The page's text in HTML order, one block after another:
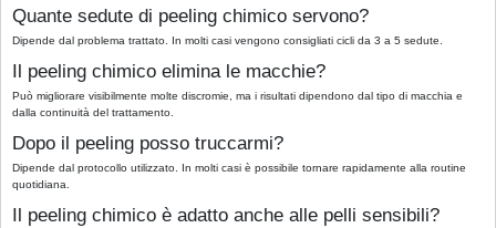
Quante sedute di peeling chimico servono?
Dipende dal problema trattato. In molti casi vengono consigliati cicli da 3 a 5 sedute.
Il peeling chimico elimina le macchie?
Può migliorare visibilmente molte discromie, ma i risultati dipendono dal tipo di macchia e
dalla continuità del trattamento.
Dopo il peeling posso truccarmi?
Dipende dal protocollo utilizzato. In molti casi è possibile tornare rapidamente alla routine
quotidiana.
Il peeling chimico è adatto anche alle pelli sensibili?